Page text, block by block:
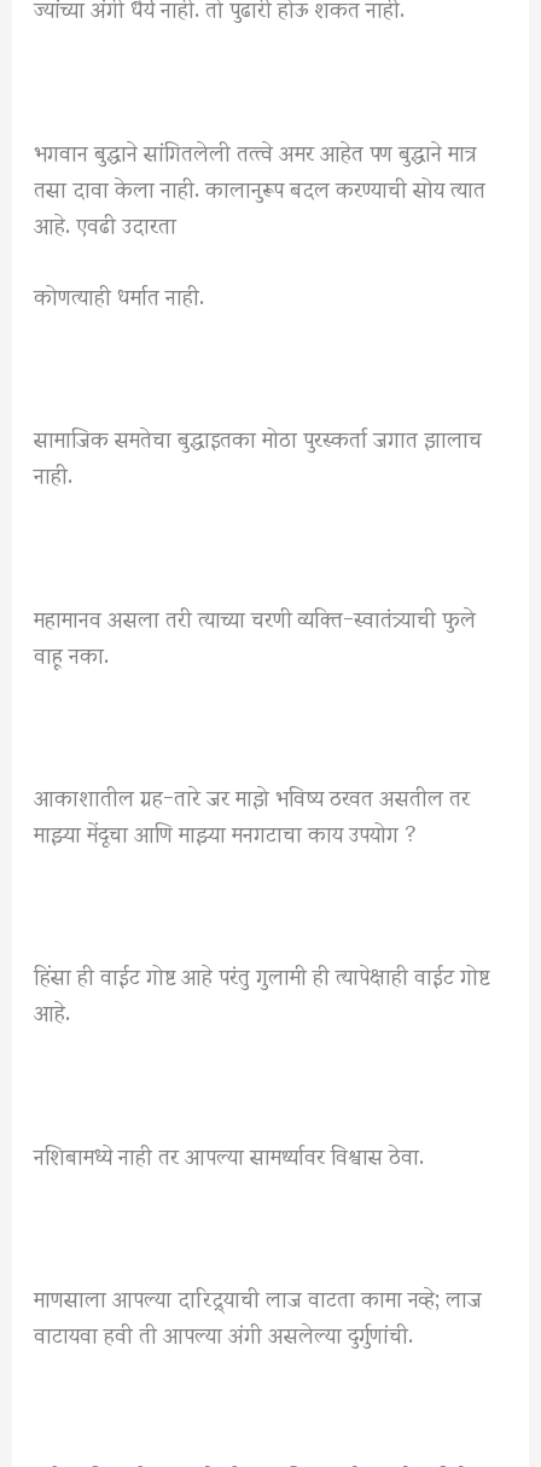
भगवान बुद्धाने सांगितलेली तत्त्वे अमर आहेत पण बुद्धाने मात्र
तसा दावा केला नाही. कालानुरूप बदल करण्याची सोय त्यात
आहे. एवढी उदारता
कोणत्याही धर्मात नाही.
सामाजिक समतेचा बुद्धाइतका मोठा पुरस्कर्ता जगात झालाच
नाही.
महामानव असला तरी त्याच्या चरणी व्यक्ति-स्वातंत्र्याची फुले
वाहू नका.
आकाशातील ग्रह-तारे जर माझे भविष्य ठरवत असतील तर
माझ्या मेंदूचा आणि माझ्या मनगटाचा काय उपयोग ?
हिंसा ही वाईट गोष्ट आहे परंतु गुलामी ही त्यापेक्षाही वाईट गोष्ट
आहे.
नशिबामध्ये नाही तर आपल्या सामर्थ्यावर विश्वास ठेवा.
माणसाला आपल्या दारिद्र्याची लाज वाटता कामा नव्हे; लाज
वाटायवा हवी ती आपल्या अंगी असलेल्या दुर्गुणांची.